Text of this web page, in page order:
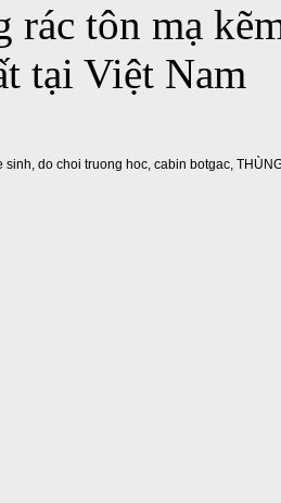
rác tôn mạ
tại Việt Nam
sinh, do choi truong hoc, cabin botgac,